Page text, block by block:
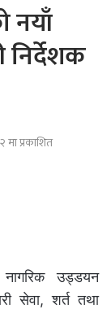
नयाँ
निर्देशक
प्रकाशित
उड्डयन
सेवा, शर्त तथा